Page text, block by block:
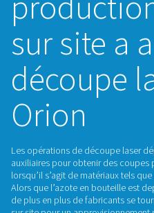
sur site
Orion